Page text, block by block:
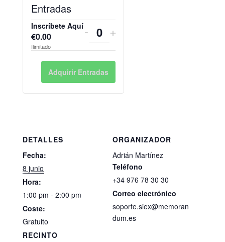
DETALLES
Fecha:
8 junio
Hora:
1:00 pm - 2:00 pm
Coste:
Gratuito
RECINTO
ORGANIZADOR
Adrián Martínez
Teléfono
+34 976 78 30 30
Correo electrónico
soporte.siex@memoran
dum.es
Entradas
Inscríbete Aquí
€0.00
Ilimitado
la
cantidad
de
entradas
para
- Cantidad
la
cantidad
de
para
+
Adquirir Entradas